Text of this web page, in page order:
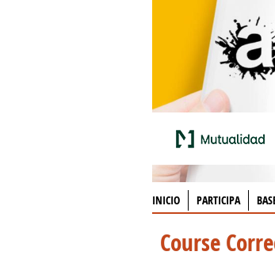
INICIO PARTICIPA
Course